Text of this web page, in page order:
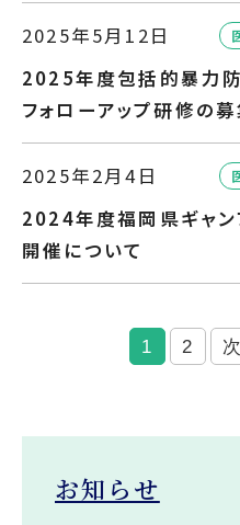
2025年5月12日
2025年度包括的暴力
フォローアップ研修の
2025年2月4日
2024年度福岡県ギャ
開催について
1 2
お知らせ